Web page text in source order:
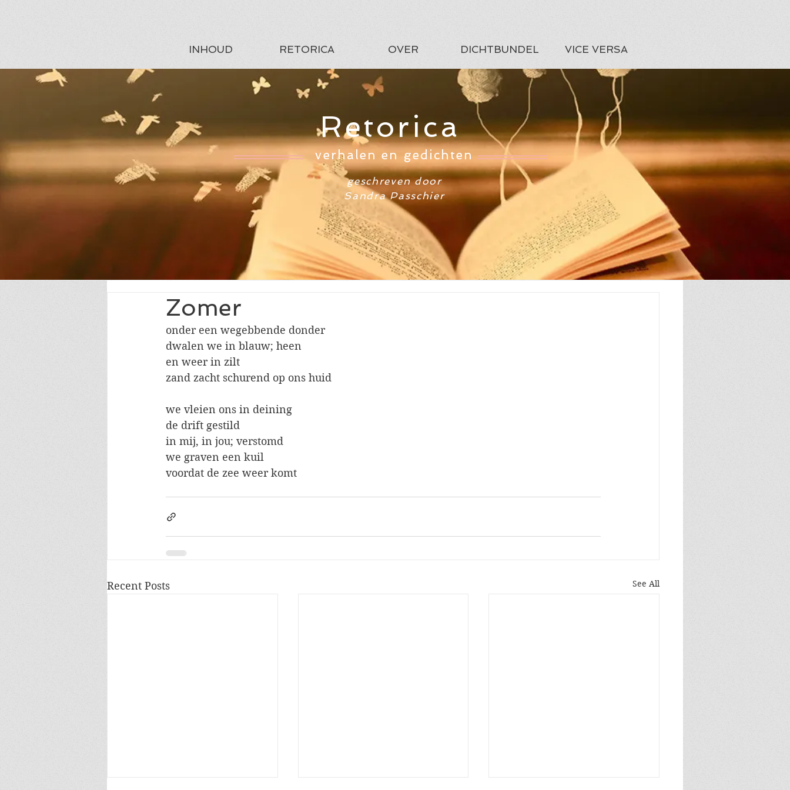
INHOUD RETORICA OVER DICHTBUNDEL VICE VERSA
Retorica
verhalen en gedichten
geschreven door
Sandra Passchier
Zomer
onder een wegebbende donder
dwalen we in blauw; heen
en weer in zilt
zand zacht schurend op ons huid
we vleien ons in deining
de drift gestild
in mij, in jou; verstomd
we graven een kuil
voordat de zee weer komt
Recent Posts See All